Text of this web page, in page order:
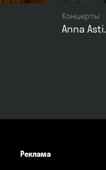
Концерты
Anna
Реклама